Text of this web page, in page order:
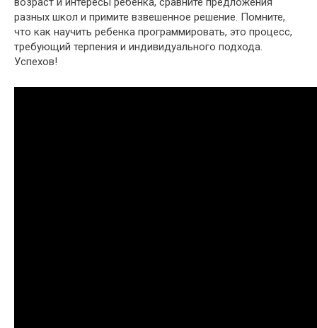
разных школ и примите взвешенное решение. Помните,
что как научить ребенка программировать, это процесс,
требующий терпения и индивидуального подхода.
Успехов!